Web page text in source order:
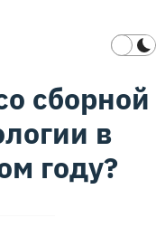
сборной
в
году?